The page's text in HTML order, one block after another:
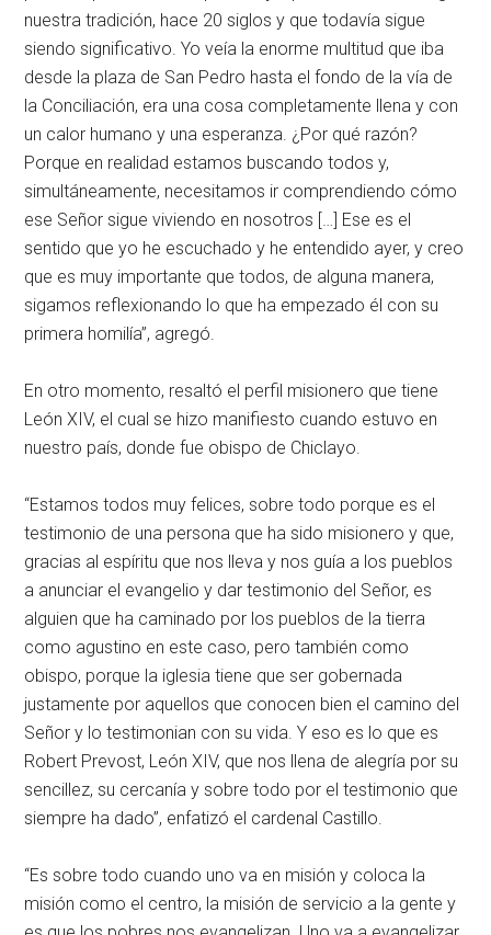
nuestra tradición, hace 20 siglos y que todavía sigue
siendo significativo. Yo veía la enorme multitud que iba
desde la plaza de San Pedro hasta el fondo de la vía de
la Conciliación, era una cosa completamente llena y con
un calor humano y una esperanza. ¿Por qué razón?
Porque en realidad estamos buscando todos y,
simultáneamente, necesitamos ir comprendiendo cómo
ese Señor sigue viviendo en nosotros […] Ese es el
sentido que yo he escuchado y he entendido ayer, y creo
que es muy importante que todos, de alguna manera,
sigamos reflexionando lo que ha empezado él con su
primera homilía”, agregó.
En otro momento, resaltó el perfil misionero que tiene
León XIV, el cual se hizo manifiesto cuando estuvo en
nuestro país, donde fue obispo de Chiclayo.
“Estamos todos muy felices, sobre todo porque es el
testimonio de una persona que ha sido misionero y que,
gracias al espíritu que nos lleva y nos guía a los pueblos
a anunciar el evangelio y dar testimonio del Señor, es
alguien que ha caminado por los pueblos de la tierra
como agustino en este caso, pero también como
obispo, porque la iglesia tiene que ser gobernada
justamente por aquellos que conocen bien el camino del
Señor y lo testimonian con su vida. Y eso es lo que es
Robert Prevost, León XIV, que nos llena de alegría por su
sencillez, su cercanía y sobre todo por el testimonio que
siempre ha dado”, enfatizó el cardenal Castillo.
“Es sobre todo cuando uno va en misión y coloca la
misión como el centro, la misión de servicio a la gente y